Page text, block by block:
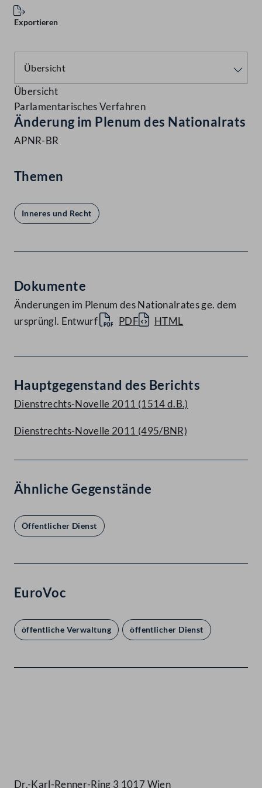
Exportieren
Übersicht
Parlamentarisches Verfahren
Änderung im Plenum des Nationalrats
APNR-BR
Themen
Inneres und Recht
Dokumente
Änderungen im Plenum des Nationalrates ge. dem
ursprüngl. Entwurf
PDF HTML
Hauptgegenstand des Berichts
Dienstrechts-Novelle 2011 (1514 d.B.)
Dienstrechts-Novelle 2011 (495/BNR)
Ähnliche Gegenstände
Öffentlicher Dienst
EuroVoc
öffentliche Verwaltung öffentlicher Dienst
Dr.-Karl-Renner-Ring 3 1017 Wien